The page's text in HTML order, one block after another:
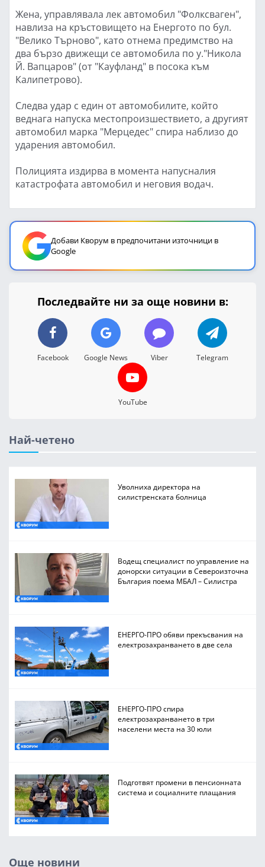
Жена, управлявала лек автомобил "Фолксваген",
навлиза на кръстовището на Енергото по бул.
"Велико Търново", като отнема предимство на
два бързо движещи се автомобила по у."Никола
Й. Вапцаров" (от "Кауфланд" в посока към
Калипетрово).
Следва удар с един от автомобилите, който
веднага напуска местопроизшествието, а другият
автомобил марка "Мерцедес" спира наблизо до
ударения автомобил.
Полицията издирва в момента напусналия
катастрофата автомобил и неговия водач.
Добави Кворум в предпочитани източници в
Google
Последвайте ни за още новини в:
Facebook Google News Viber Telegram
YouTube
Най-четено
Уволниха директора на
силистренската болница
Водещ специалист по управление на
донорски ситуации в Североизточна
България поема МБАЛ – Силистра
ЕНЕРГО-ПРО обяви прекъсвания на
електрозахранването в две села
ЕНЕРГО-ПРО спира
електрозахранването в три
населени места на 30 юли
Подготвят промени в пенсионната
система и социалните плащания
Още новини